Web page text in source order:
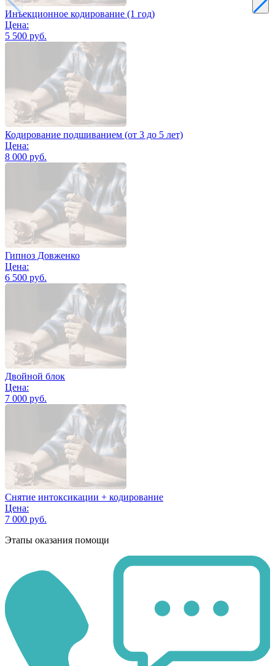
Инъекционное кодирование (1 год)
Цена:
5 500 руб.
Кодирование подшиванием (от 3 до 5 лет)
Цена:
8 000 руб.
Гипноз Довженко
Цена:
6 500 руб.
Двойной блок
Цена:
7 000 руб.
Снятие интоксикации + кодирование
Цена:
7 000 руб.
Этапы оказания помощи